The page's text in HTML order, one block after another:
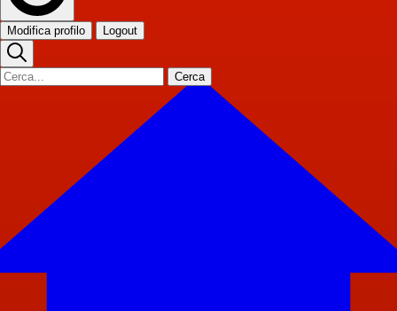
Modifica profilo Logout
Cerca